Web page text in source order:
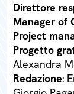
Direttore
Manager of
Project
Progetto
Alexandra
Redazione: